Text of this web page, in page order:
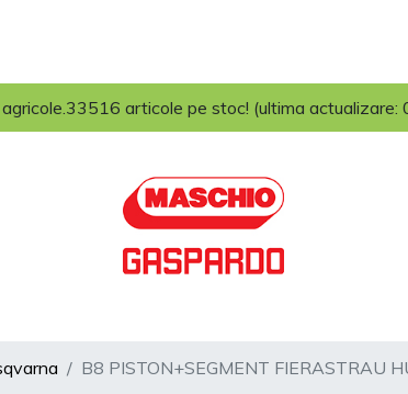
articole pe stoc! (ultima
B8 PISTON+SEGMENT FIERASTRAU